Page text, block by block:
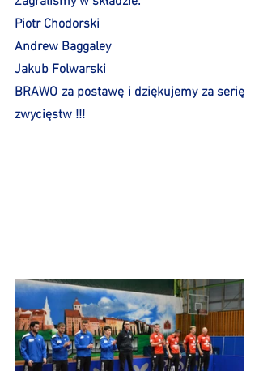
Piotr Chodorski
Andrew Baggaley
Jakub Folwarski
BRAWO za postawę i dziękujemy za serię
zwycięstw !!!